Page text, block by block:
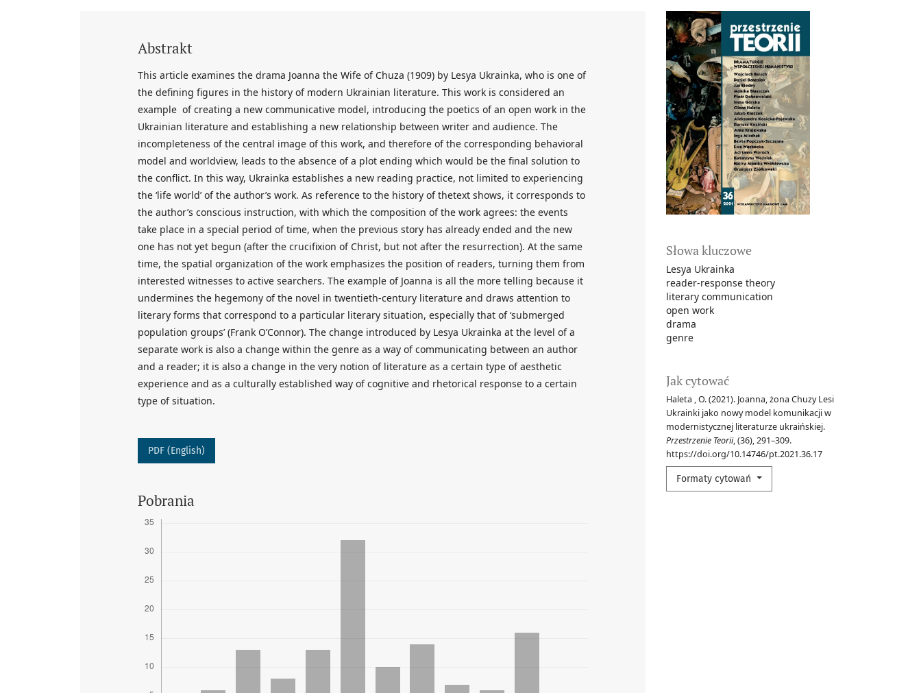
Słowa kluczowe
Lesya Ukrainka
reader-response theory
literary communication
open work
drama
genre
Jak cytować
Haleta , O. (2021). Joanna, żona Chuzy Lesi
Ukrainki jako nowy model komunikacji w
modernistycznej literaturze ukraińskiej.
Przestrzenie Teorii, (36), 291–309.
https://doi.org/10.14746/pt.2021.36.17
Formaty cytowań
Abstrakt
This article examines the drama Joanna the Wife of Chuza (1909) by Lesya Ukrainka, who is one of
the defining figures in the history of modern Ukrainian literature. This work is considered an
example of creating a new communicative model, introducing the poetics of an open work in the
Ukrainian literature and establishing a new relationship between writer and audience. The
incompleteness of the central image of this work, and therefore of the corresponding behavioral
model and worldview, leads to the absence of a plot ending which would be the final solution to
the conflict. In this way, Ukrainka establishes a new reading practice, not limited to experiencing
the ‘life world’ of the author’s work. As reference to the history of thetext shows, it corresponds to
the author’s conscious instruction, with which the composition of the work agrees: the events
take place in a special period of time, when the previous story has already ended and the new
one has not yet begun (after the crucifixion of Christ, but not after the resurrection). At the same
time, the spatial organization of the work emphasizes the position of readers, turning them from
interested witnesses to active searchers. The example of Joanna is all the more telling because it
undermines the hegemony of the novel in twentieth-century literature and draws attention to
literary forms that correspond to a particular literary situation, especially that of ‘submerged
population groups’ (Frank O’Connor). The change introduced by Lesya Ukrainka at the level of a
separate work is also a change within the genre as a way of communicating between an author
and a reader; it is also a change in the very notion of literature as a certain type of aesthetic
experience and as a culturally established way of cognitive and rhetorical response to a certain
type of situation.
PDF (English)
Pobrania